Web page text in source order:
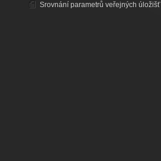
Srovnání parametrů veřejných úložišť